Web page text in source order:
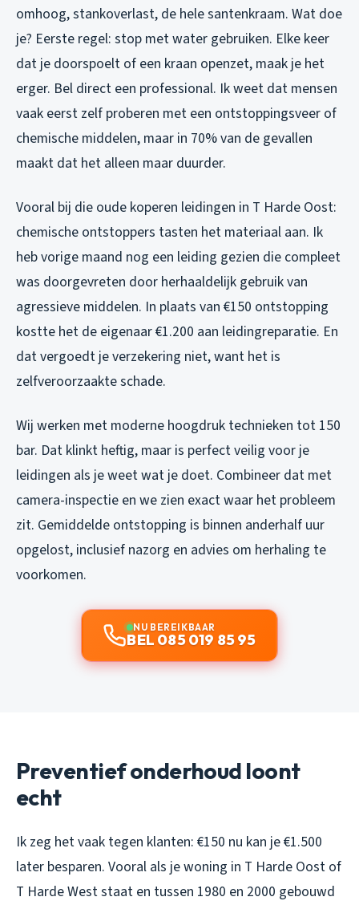
omhoog, stankoverlast, de hele santenkraam. Wat doe
je? Eerste regel: stop met water gebruiken. Elke keer
dat je doorspoelt of een kraan openzet, maak je het
erger. Bel direct een professional. Ik weet dat mensen
vaak eerst zelf proberen met een ontstoppingsveer of
chemische middelen, maar in 70% van de gevallen
maakt dat het alleen maar duurder.
Vooral bij die oude koperen leidingen in T Harde Oost:
chemische ontstoppers tasten het materiaal aan. Ik
heb vorige maand nog een leiding gezien die compleet
was doorgevreten door herhaaldelijk gebruik van
agressieve middelen. In plaats van €150 ontstopping
kostte het de eigenaar €1.200 aan leidingreparatie. En
dat vergoedt je verzekering niet, want het is
zelfveroorzaakte schade.
Wij werken met moderne hoogdruk technieken tot 150
bar. Dat klinkt heftig, maar is perfect veilig voor je
leidingen als je weet wat je doet. Combineer dat met
camera-inspectie en we zien exact waar het probleem
zit. Gemiddelde ontstopping is binnen anderhalf uur
opgelost, inclusief nazorg en advies om herhaling te
voorkomen.
NU BEREIKBAAR
BEL 085 019 85 95
Preventief onderhoud loont
echt
Ik zeg het vaak tegen klanten: €150 nu kan je €1.500
later besparen. Vooral als je woning in T Harde Oost of
T Harde West staat en tussen 1980 en 2000 gebouwd